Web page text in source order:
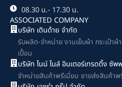
08.30 น.- 17.30 น.
ASSOCIATED COMPANY
บริษัท เดินด้าย จำกัด
รับผลิต-จำหน่าย งานเย็บผ้า กระเป๋าผ้
เปื้อน
บริษัท ไนน์ ไนล์ อินเตอร์เทรดดิ้ง ซัพ
จำหน่ายสินค้าพรีเมี่ยม ขายส่งสินค้าพ